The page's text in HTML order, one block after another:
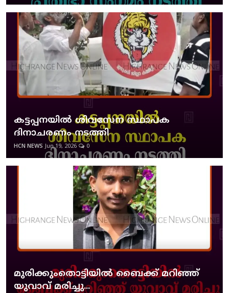
കട്ടപ്പനയില്‍ ശിവസേന സ്ഥാപക
ദിനാചരണം നടത്തി
HCN NEWS Jun 19, 2026 0
മുരിക്കുംതൊട്ടിയില്‍ ബൈക്ക് മറിഞ്ഞ്
യുവാവ് മരിച്ചു...